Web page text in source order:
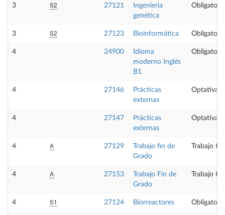
3 S2 27121
Ingeniería
genética
Obligatoria
3 S2 27123 Bioinformática Obligatoria
4 24900
Idioma
moderno Inglés
B1
Obligatoria
4 27146
Prácticas
externas
Optativa
4 27147
Prácticas
externas
Optativa
4 A 27129
Trabajo fin de
Grado
Trabajo
4 A 27153
Trabajo Fin de
Grado
Trabajo
4 S1 27124 Biorreactores Obligatoria